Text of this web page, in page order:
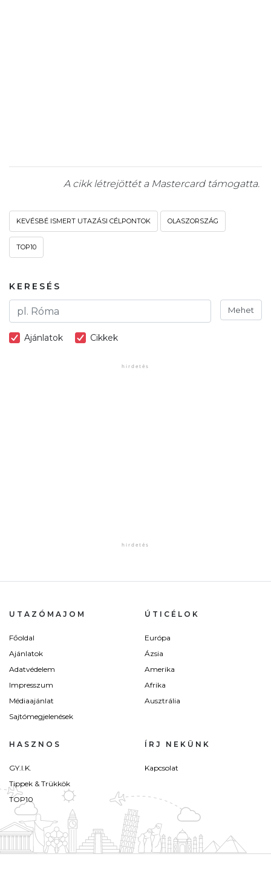
A cikk létrejöttét a Mastercard támogatta.
KEVÉSBÉ ISMERT UTAZÁSI CÉLPONTOK OLASZORSZÁG
TOP10
KERESÉS
Mehet
Ajánlatok Cikkek
UTAZÓMAJOM
Főoldal
Ajánlatok
Adatvédelem
Impresszum
Médiaajánlat
Sajtómegjelenések
ÚTICÉLOK
Európa
Ázsia
Amerika
Afrika
Ausztrália
HASZNOS
GY.I.K.
Tippek & Trükkök
TOP10
ÍRJ NEKÜNK
Kapcsolat